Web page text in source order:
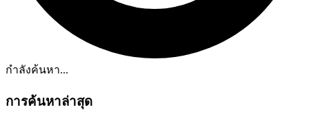
กำลังค้นหา...
การค้นหาล่าสุด